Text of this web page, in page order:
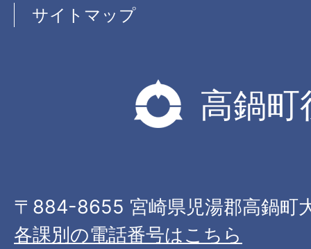
サイトマップ
高鍋町
〒884-8655 宮崎県児湯郡高鍋町
各課別の電話番号はこちら